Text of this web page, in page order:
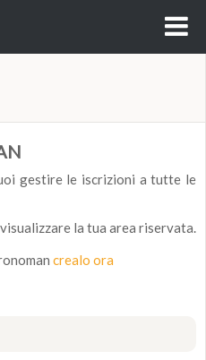
gestire le iscrizioni a tutte le
la tua area riservata.
crealo ora